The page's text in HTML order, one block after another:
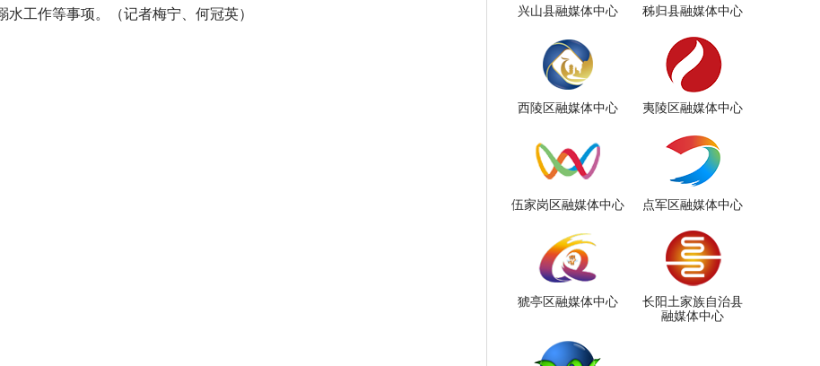
工作等事项。（记者梅宁、何冠英） 兴山县融媒体中心 秭归县融媒体中心
西陵区融媒体中心 夷陵区融媒体中心
伍家岗区融媒体中心 点军区融媒体中心
猇亭区融媒体中心
长阳土家族自治县
融媒体中心